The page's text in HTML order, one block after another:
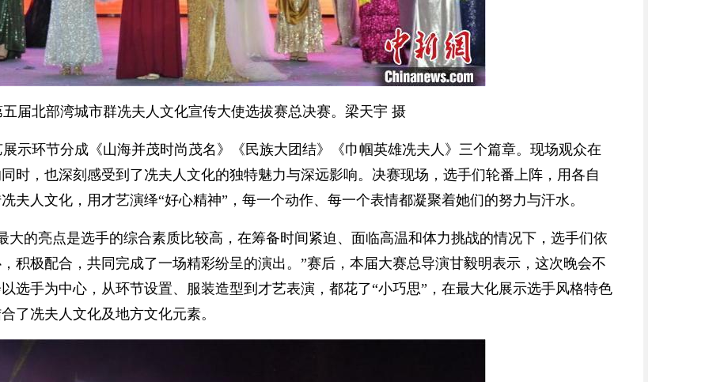
届北部湾城市群冼夫人文化宣传大使选拔赛总决赛。梁天宇 摄
示环节分成《山海并茂时尚茂名》《民族大团结》《巾帼英雄冼夫人》三个篇章。现场观众在
时，也深刻感受到了冼夫人文化的独特魅力与深远影响。决赛现场，选手们轮番上阵，用各自
夫人文化，用才艺演绎“好心精神”，每一个动作、每一个表情都凝聚着她们的努力与汗水。
大的亮点是选手的综合素质比较高，在筹备时间紧迫、面临高温和体力挑战的情况下，选手们依
积极配合，共同完成了一场精彩纷呈的演出。”赛后，本届大赛总导演甘毅明表示，这次晚会不
选手为中心，从环节设置、服装造型到才艺表演，都花了“小巧思”，在最大化展示选手风格特色
了冼夫人文化及地方文化元素。